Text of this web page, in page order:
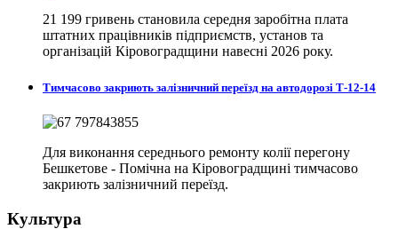
21 199 гривень становила середня заробітна плата
штатних працівників підприємств, установ та
організацій Кіровоградщини навесні 2026 року.
Тимчасово закриють залізничний переїзд на автодорозі Т-12-14
Для виконання середнього ремонту колії перегону
Бешкетове - Помічна на Кіровоградщині тимчасово
закриють залізничний переїзд.
Культура